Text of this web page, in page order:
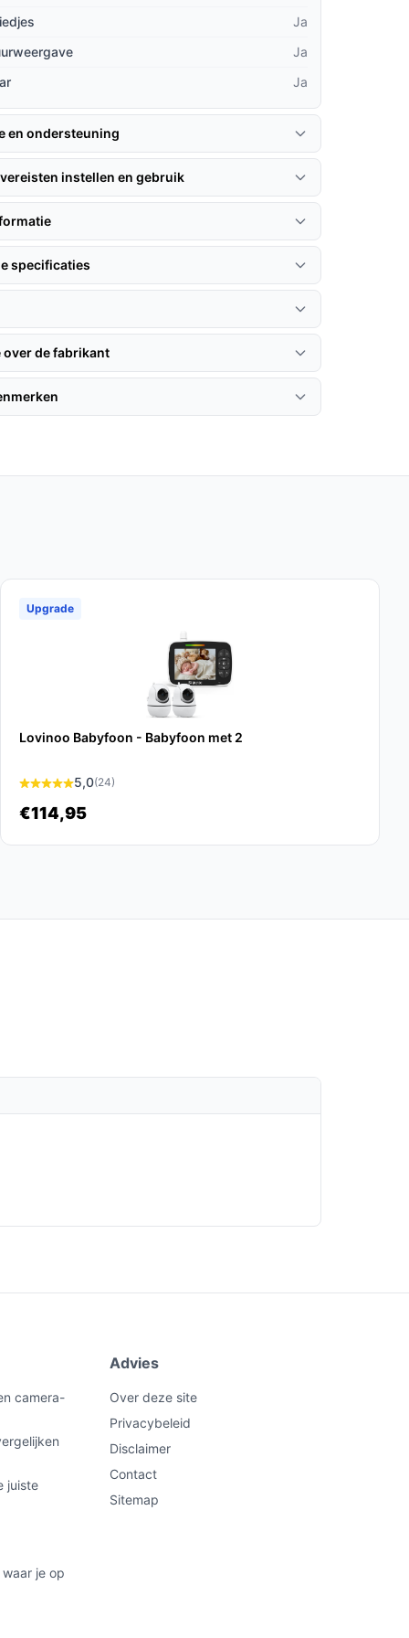
Ja
Ja
Ja
en ondersteuning
instellen en gebruik
specificaties
over de fabrikant
Upgrade
Lovinoo Babyfoon - Babyfoon met 2
5,0(24)
€114,95
camera-
juiste
je op
Advies
Over deze site
Privacybeleid
Disclaimer
Contact
Sitemap